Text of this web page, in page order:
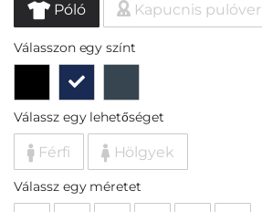
Póló Kapucnis pulóver
Válasszon egy színt
Válassz egy lehetőséget
Férfi Hölgyek
Válassz egy méretet